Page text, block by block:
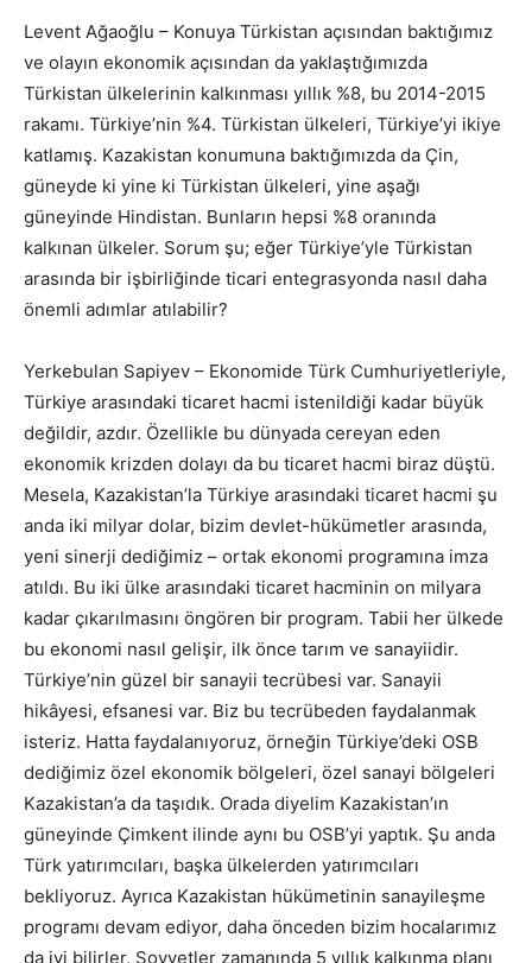
Levent Ağaoğlu – Konuya Türkistan açısından baktığımız
ve olayın ekonomik açısından da yaklaştığımızda
Türkistan ülkelerinin kalkınması yıllık %8, bu 2014-2015
rakamı. Türkiye’nin %4. Türkistan ülkeleri, Türkiye’yi ikiye
katlamış. Kazakistan konumuna baktığımızda da Çin,
güneyde ki yine ki Türkistan ülkeleri, yine aşağı
güneyinde Hindistan. Bunların hepsi %8 oranında
kalkınan ülkeler. Sorum şu; eğer Türkiye’yle Türkistan
arasında bir işbirliğinde ticari entegrasyonda nasıl daha
önemli adımlar atılabilir?
Yerkebulan Sapiyev – Ekonomide Türk Cumhuriyetleriyle,
Türkiye arasındaki ticaret hacmi istenildiği kadar büyük
değildir, azdır. Özellikle bu dünyada cereyan eden
ekonomik krizden dolayı da bu ticaret hacmi biraz düştü.
Mesela, Kazakistan’la Türkiye arasındaki ticaret hacmi şu
anda iki milyar dolar, bizim devlet-hükümetler arasında,
yeni sinerji dediğimiz – ortak ekonomi programına imza
atıldı. Bu iki ülke arasındaki ticaret hacminin on milyara
kadar çıkarılmasını öngören bir program. Tabii her ülkede
bu ekonomi nasıl gelişir, ilk önce tarım ve sanayiidir.
Türkiye’nin güzel bir sanayii tecrübesi var. Sanayii
hikâyesi, efsanesi var. Biz bu tecrübeden faydalanmak
isteriz. Hatta faydalanıyoruz, örneğin Türkiye’deki OSB
dediğimiz özel ekonomik bölgeleri, özel sanayi bölgeleri
Kazakistan’a da taşıdık. Orada diyelim Kazakistan’ın
güneyinde Çimkent ilinde aynı bu OSB’yi yaptık. Şu anda
Türk yatırımcıları, başka ülkelerden yatırımcıları
bekliyoruz. Ayrıca Kazakistan hükümetinin sanayileşme
programı devam ediyor, daha önceden bizim hocalarımız
da iyi bilirler, Sovyetler zamanında 5 yıllık kalkınma planı